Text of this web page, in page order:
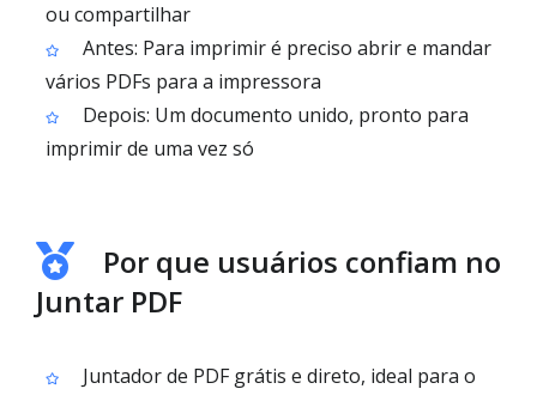
ou compartilhar
Antes: Para imprimir é preciso abrir e mandar
vários PDFs para a impressora
Depois: Um documento unido, pronto para
imprimir de uma vez só
Por que usuários confiam no
Juntar PDF
Juntador de PDF grátis e direto, ideal para o